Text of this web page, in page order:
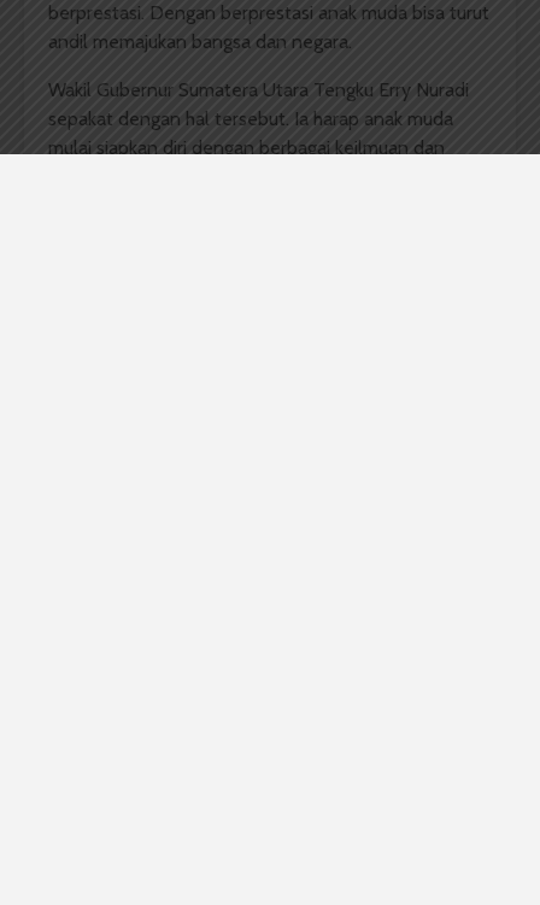
berprestasi. Dengan berprestasi anak muda bisa turut
andil memajukan bangsa dan negara.
Wakil Gubernur Sumatera Utara Tengku Erry Nuradi
sepakat dengan hal tersebut. Ia harap anak muda
mulai siapkan diri dengan berbagai keilmuan dan